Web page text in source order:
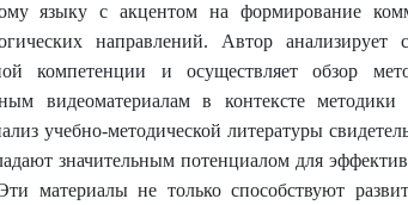
языку с акцентом на формирование
направлений. Автор анализирует
компетенции и осуществляет обзор
видеоматериалам в контексте методики
учебно-методической литературы
значительным потенциалом для
материалы не только способствуют